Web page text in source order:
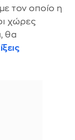
τον οποίο η
χώρες
θα